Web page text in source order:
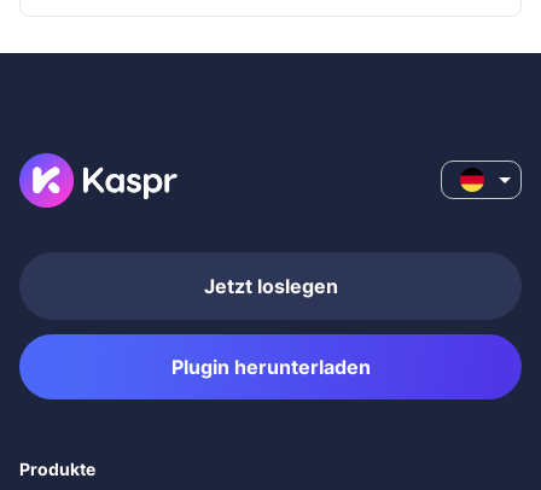
Jetzt loslegen
Plugin herunterladen
Produkte